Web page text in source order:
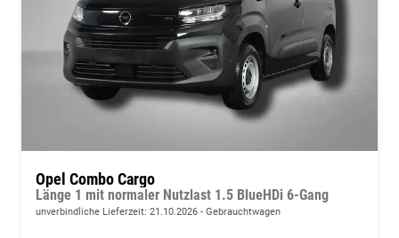
Opel Combo Cargo
Länge 1 mit normaler Nutzlast 1.5 BlueHDi 6-Gang
unverbindliche Lieferzeit: 21.10.2026 Gebrauchtwagen